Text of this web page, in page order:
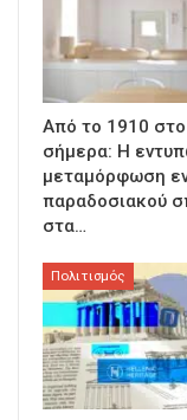
Από το 1910 στο
σήμερα: Η
μεταμόρφωση
παραδοσιακού
στα…
Πολιτισμός